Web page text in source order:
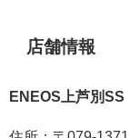
店舗情報
ENEOS上芦別SS